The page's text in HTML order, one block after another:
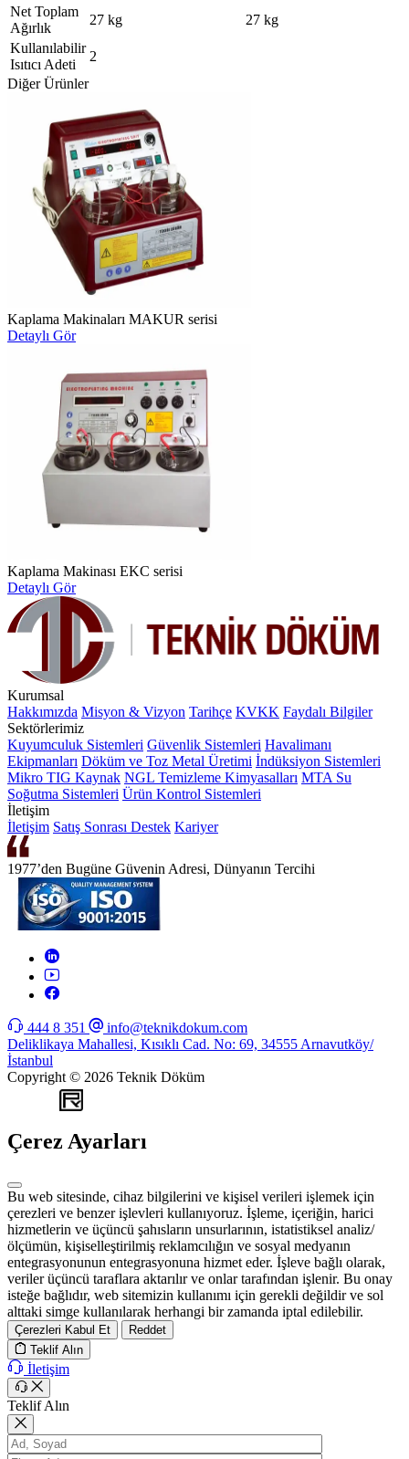
Net Toplam
Ağırlık
27 kg
27 kg
Kullanılabilir
Isıtıcı Adeti
2
Diğer Ürünler
Kaplama Makinaları MAKUR serisi
Detaylı Gör
Kaplama Makinası EKC serisi
Detaylı Gör
Kurumsal
Hakkımızda Misyon & Vizyon Tarihçe KVKK Faydalı Bilgiler
Sektörlerimiz
Kuyumculuk Sistemleri Güvenlik Sistemleri Havalimanı
Ekipmanları Döküm ve Toz Metal Üretimi İndüksiyon Sistemleri
Mikro TIG Kaynak NGL Temizleme Kimyasalları MTA Su
Soğutma Sistemleri Ürün Kontrol Sistemleri
İletişim
İletişim Satış Sonrası Destek Kariyer
1977’den Bugüne Güvenin Adresi, Dünyanın Tercihi
444 8 351
info@teknikdokum.com
Deliklikaya Mahallesi, Kısıklı Cad. No: 69, 34555 Arnavutköy/
İstanbul
Copyright © 2026 Teknik Döküm
Çerez Ayarları
Bu web sitesinde, cihaz bilgilerini ve kişisel verileri işlemek için
çerezleri ve benzer işlevleri kullanıyoruz. İşleme, içeriğin, harici
hizmetlerin ve üçüncü şahısların unsurlarının, istatistiksel analiz/
ölçümün, kişiselleştirilmiş reklamcılığın ve sosyal medyanın
entegrasyonunun entegrasyonuna hizmet eder. İşleve bağlı olarak,
veriler üçüncü taraflara aktarılır ve onlar tarafından işlenir. Bu onay
isteğe bağlıdır, web sitemizin kullanımı için gerekli değildir ve sol
alttaki simge kullanılarak herhangi bir zamanda iptal edilebilir.
Çerezleri Kabul Et
Reddet
Teklif Alın
İletişim
Teklif Alın